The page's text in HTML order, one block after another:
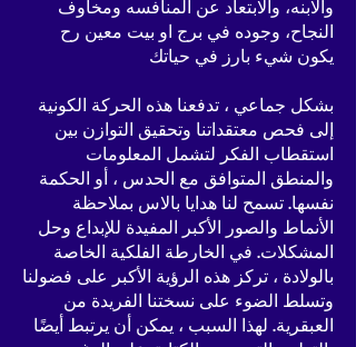
والابنه، والابتعاد عن المنافسه ومخاوف
النجاح، وجوده في برج او بيت معين رح
يكون شيء بارز في حياتك
بشكل جماعي ، تدفعنا هذه الحركة الكونية
إلى فحص معتقداتنا وتحقيق التوازن بين
استقطاب الفكر لتشمل المعلومات
والمنطق المتوافق مع الحدس ، أو الحكمة
نفسها. تسمح لنا هدايا بالاس بملاحظة
الأنماط والصور الأكبر المفيدة للإبداع وحل
المشكلات. في الخارطة الفلكية الخاصة
بالولادة ، تركز هذه الرؤية الأكبر على فضولنا
وتسلط الضوء على نسختنا الفريدة من
العبقرية. لهذا السبب ، يمكن أن يرتبط أيضًا